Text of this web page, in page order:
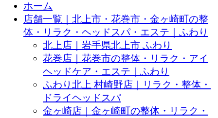
ホーム
店舗一覧｜北上市・花巻市・金ヶ崎町の整
体・リラク・ヘッドスパ・エステ｜ふわり
北上店｜岩手県北上市 ふわり
花巻店｜花巻市の整体・リラク・アイ
ヘッドケア・エステ｜ふわり
ふわり北上 村崎野店｜リラク・整体・
ドライヘッドスパ
金ヶ崎店｜金ヶ崎町の整体・リラク・